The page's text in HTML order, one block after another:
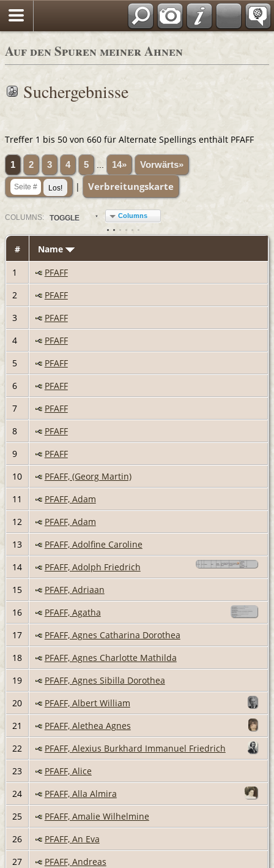
Auf den Spuren meiner Ahnen
Suchergebnisse
Treffer 1 bis 50 von 660 für Alternate Spellings enthält PFAFF
1 2 3 4 5 14» Vorwärts»
| Verbreitungskarte
COLUMN S: TOGGLE Columns
#
Name
1
PFAFF
2
PFAFF
3
PFAFF
4
PFAFF
5
PFAFF
6
PFAFF
7
PFAFF
8
PFAFF
9
PFAFF
10
PFAFF, (Georg Martin)
11
PFAFF, Adam
12
PFAFF, Adam
13
PFAFF, Adolfine Caroline
14
PFAFF, Adolph Friedrich
15
PFAFF, Adriaan
16
PFAFF, Agatha
17
PFAFF, Agnes Catharina Dorothea
18
PFAFF, Agnes Charlotte Mathilda
19
PFAFF, Agnes Sibilla Dorothea
20
PFAFF, Albert William
21
PFAFF, Alethea Agnes
22
PFAFF, Alexius Burkhard Immanuel Friedrich
23
PFAFF, Alice
24
PFAFF, Alla Almira
25
PFAFF, Amalie Wilhelmine
26
PFAFF, An Eva
27
PFAFF, Andreas